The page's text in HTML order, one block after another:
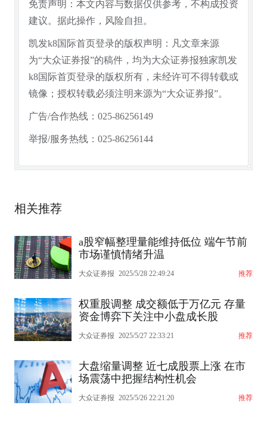
免责声明：本文内容与数据仅供参考，不构成投资
建议。据此操作，风险自担。
凯发k8国际首页登录的版权声明：凡文章来源
为“大众证券报”的稿件，均为大众证券报独家凯发
k8国际首页登录的版权所有，未经许可不得转载或
镜像；授权转载必须注明来源为“大众证券报”。
广告/合作热线：025-86256149
举报/服务热线：025-86256144
相关推荐
a股窄幅整理量能维持低位 端午节前
市场谨慎情绪升温
大众证券报 2025/5/28 22:49:24 推荐
权重股调整 成交额低于万亿元 存量
资金博弈下关注中小盘成长股
大众证券报 2025/5/27 22:33:21 推荐
大盘缩量调整 近七成股票上涨 在市
场震荡中把握结构性机会
大众证券报 2025/5/26 22:21:20 推荐